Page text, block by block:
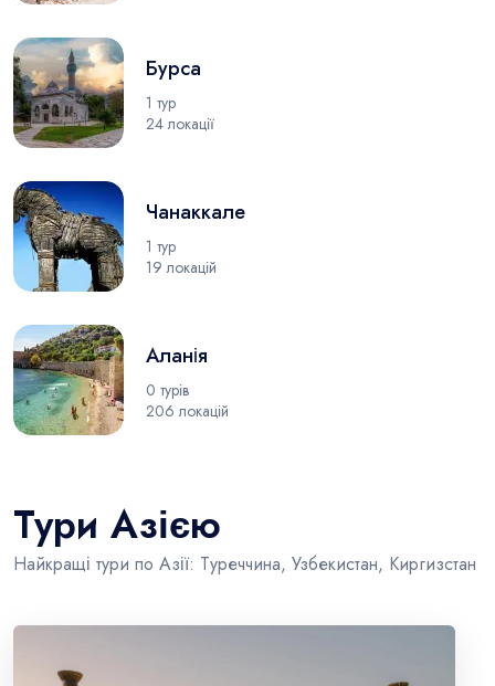
Бурса
1 тур
24 локації
Чанаккале
1 тур
19 локацій
Аланія
0 турів
206 локацій
Тури Азією
Найкращі тури по Азії: Туреччина, Узбекистан, Киргизстан